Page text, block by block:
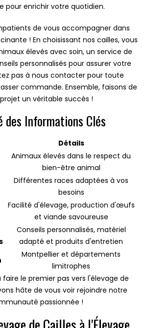
pour enrichir votre quotidien.
de vous accompagner dans
! En choisissant nos cailles, vous
élevés avec soin, un service de
personnalisés pour assurer votre
pas à nous contacter pour toute
commande. Ensemble, faisons de
un véritable succès !
des Informations Clés
Détails
Animaux élevés dans le respect du
bien-être animal
Différentes races adaptées à vos
besoins
Facilité d'élevage, production d'œufs
et viande savoureuse
Conseils personnalisés, matériel
adapté et produits d'entretien
Montpellier et départements
limitrophes
le premier pas vers l'élevage de
hâte de vous voir rejoindre notre
passionnée !